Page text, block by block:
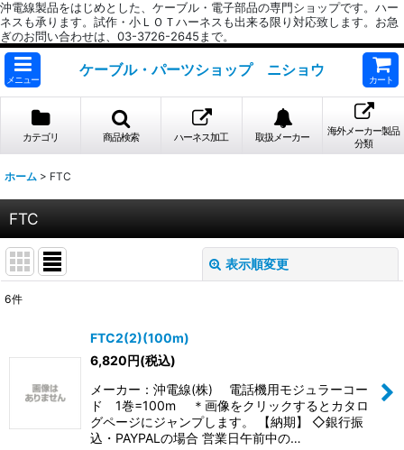
沖電線製品をはじめとした、ケーブル・電子部品の専門ショップです。ハー
ネスも承ります。試作・小ＬＯＴハーネスも出来る限り対応致します。お急
ぎのお問い合わせは、03-3726-2645まで。
メニュー
ケーブル・パーツショップ ニショウ
カート
カテゴリ 商品検索 ハーネス加工 取扱メーカー
海外メーカー製品
分類
ホーム > FTC
FTC
表示順変更
絞り込む
6件
FTC2(2)(100m)
6,820円(税込)
メーカー：沖電線(株) 電話機用モジュラーコー
ド 1巻=100m ＊画像をクリックするとカタロ
グページにジャンプします。 【納期】 ◇銀行振
込・PAYPALの場合 営業日午前中の…